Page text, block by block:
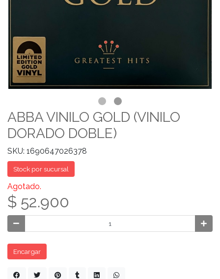
ABBA VINILO GOLD (VINILO
DORADO DOBLE)
SKU: 1690647026378
Stock por sucursal
Agotado.
$ 52.900
Encargar